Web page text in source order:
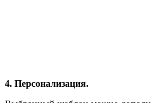
4. Персонализация.